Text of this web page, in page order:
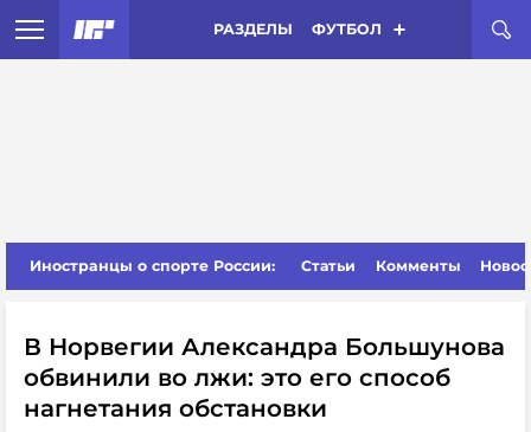
РАЗДЕЛЫ ФУТБОЛ
Иностранцы о спорте России: Статьи Комменты
В Норвегии Александра Большунова
обвинили во лжи: это его способ
нагнетания обстановки